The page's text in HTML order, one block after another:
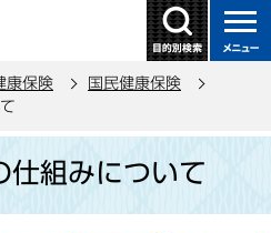
康保険
国民健康保険
仕組みについて